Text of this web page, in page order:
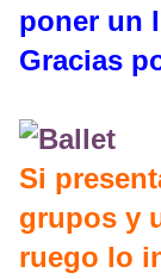
poner un
Gracias
Si
grupos y
ruego lo